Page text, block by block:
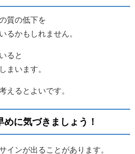
質の低下を
るかもしれません。
ると
まいます。
えるとよいです。
に気づきましょう！
インが出ることがあります。